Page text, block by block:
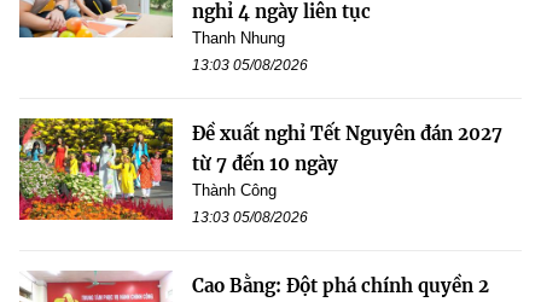
nghỉ 4 ngày liên tục
Thanh Nhung
13:03 05/08/2026
Đề xuất nghỉ Tết Nguyên đán 2027
từ 7 đến 10 ngày
Thành Công
13:03 05/08/2026
Cao Bằng: Đột phá chính quyền 2